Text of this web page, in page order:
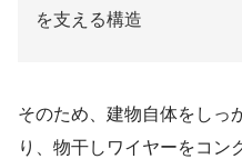
を支える構造
そのため、建物自体をしっ
り、物干しワイヤーをコン